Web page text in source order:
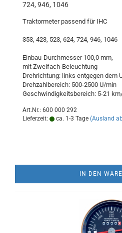
724, 946, 1046
Traktormeter passend für IHC
353, 423, 523, 624, 724, 946, 1046
Einbau-Durchmesser 100,0 mm,
mit Zweifach-Beleuchtung
Drehrichtung: links entgegen dem
Drehzahlbereich: 500-2500 U/min
Geschwindigkeitsbereich: 5-21
Art.Nr.: 600 000 292
Lieferzeit:
ca. 1-3 Tage (Ausland
IN DEN